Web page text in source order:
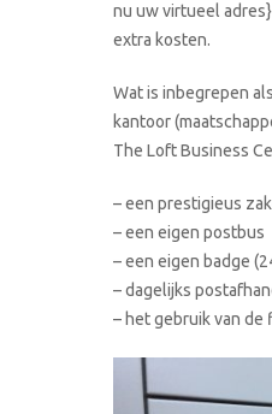
nu uw virtueel
extra kosten.
Wat is inbegrepen
kantoor
The Loft Business
– een prestigieus
– een eigen postbus
– een eigen badge
– dagelijks
– het gebruik van de